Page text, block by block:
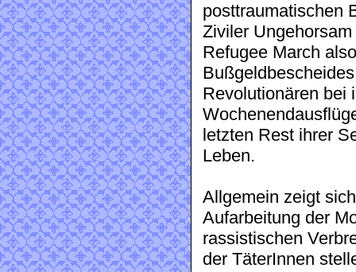
posttraumatischen
Ziviler
Refugee March
Revolutionären bei
letzten Rest ihrer
Leben.
Allgemein zeigt
Aufarbeitung der
rassistischen
der TäterInnen